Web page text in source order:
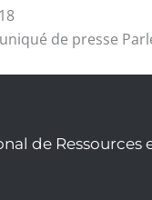
de presse
de Ressources